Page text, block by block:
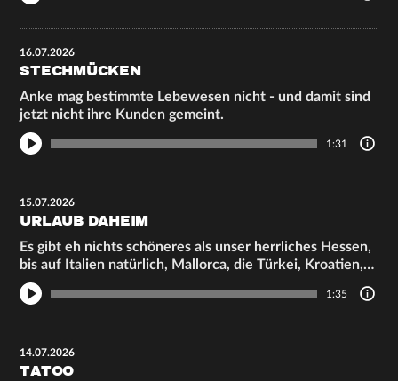
16.07.2026
STECHMÜCKEN
Anke mag bestimmte Lebewesen nicht - und damit sind
jetzt nicht ihre Kunden gemeint.
1:31
15.07.2026
URLAUB DAHEIM
Es gibt eh nichts schöneres als unser herrliches Hessen,
bis auf Italien natürlich, Mallorca, die Türkei, Kroatien,…
1:35
14.07.2026
TATOO